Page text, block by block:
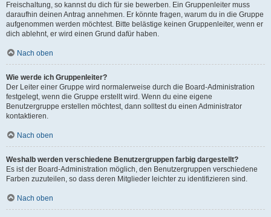
Freischaltung, so kannst du dich für sie bewerben. Ein Gruppenleiter muss
daraufhin deinen Antrag annehmen. Er könnte fragen, warum du in die Gruppe
aufgenommen werden möchtest. Bitte belästige keinen Gruppenleiter, wenn er
dich ablehnt, er wird einen Grund dafür haben.
Nach oben
Wie werde ich Gruppenleiter?
Der Leiter einer Gruppe wird normalerweise durch die Board-Administration
festgelegt, wenn die Gruppe erstellt wird. Wenn du eine eigene
Benutzergruppe erstellen möchtest, dann solltest du einen Administrator
kontaktieren.
Nach oben
Weshalb werden verschiedene Benutzergruppen farbig dargestellt?
Es ist der Board-Administration möglich, den Benutzergruppen verschiedene
Farben zuzuteilen, so dass deren Mitglieder leichter zu identifizieren sind.
Nach oben